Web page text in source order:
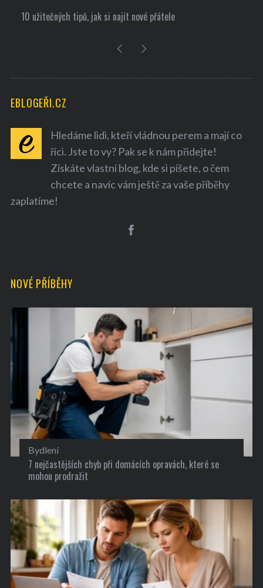
10 užitečných tipů, jak si najít nové přátele
EBLOGEŘI.CZ
Hledáme lidi, kteří vládnou perem a mají co
říci. Jste to vy? Pak se k nám přidejte!
Získáte vlastní blog, kde si píšete, o čem
chcete a navíc vám ještě za vaše příběhy
zaplatíme!
NOVÉ PŘÍBĚHY
Bydlení
7 nejčastějších chyb při domácích opravách, které se
mohou prodražit